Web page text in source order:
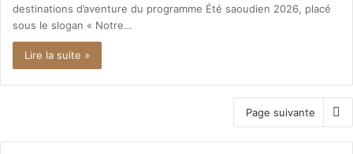
destinations d’aventure du programme Été saoudien 2026, placé
sous le slogan « Notre…
Lire la suite »
Page suivante